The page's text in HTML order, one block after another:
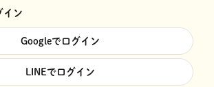
イン
Googleでログイン
LINEでログイン